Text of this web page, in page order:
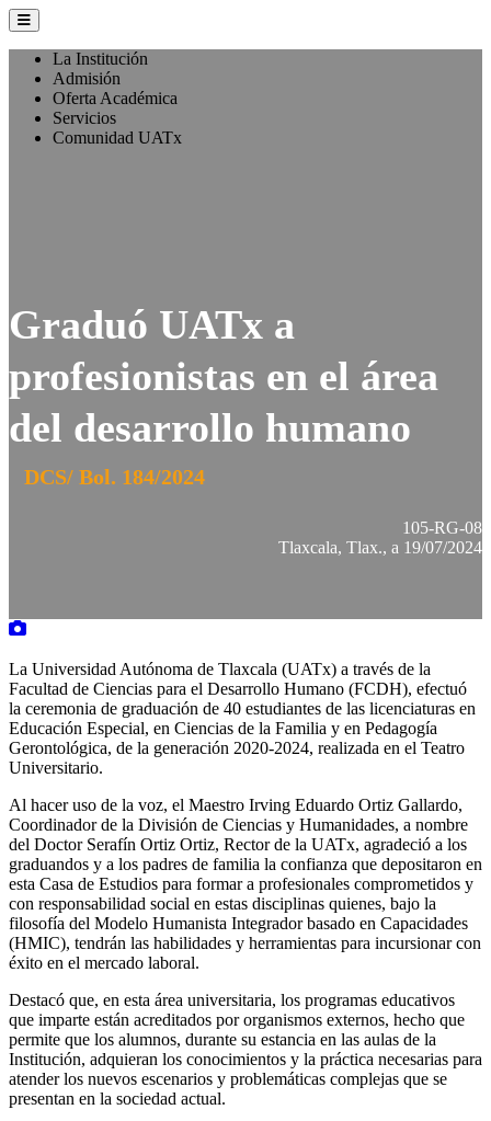
La Institución
Admisión
Oferta Académica
Servicios
Comunidad UATx
Graduó UATx a
profesionistas en el área
del desarrollo humano
DCS/ Bol. 184/2024
105-RG-08
Tlaxcala, Tlax., a 19/07/2024
La Universidad Autónoma de Tlaxcala (UATx) a través de la
Facultad de Ciencias para el Desarrollo Humano (FCDH), efectuó
la ceremonia de graduación de 40 estudiantes de las licenciaturas en
Educación Especial, en Ciencias de la Familia y en Pedagogía
Gerontológica, de la generación 2020-2024, realizada en el Teatro
Universitario.
Al hacer uso de la voz, el Maestro Irving Eduardo Ortiz Gallardo,
Coordinador de la División de Ciencias y Humanidades, a nombre
del Doctor Serafín Ortiz Ortiz, Rector de la UATx, agradeció a los
graduandos y a los padres de familia la confianza que depositaron en
esta Casa de Estudios para formar a profesionales comprometidos y
con responsabilidad social en estas disciplinas quienes, bajo la
filosofía del Modelo Humanista Integrador basado en Capacidades
(HMIC), tendrán las habilidades y herramientas para incursionar con
éxito en el mercado laboral.
Destacó que, en esta área universitaria, los programas educativos
que imparte están acreditados por organismos externos, hecho que
permite que los alumnos, durante su estancia en las aulas de la
Institución, adquieran los conocimientos y la práctica necesarias para
atender los nuevos escenarios y problemáticas complejas que se
presentan en la sociedad actual.